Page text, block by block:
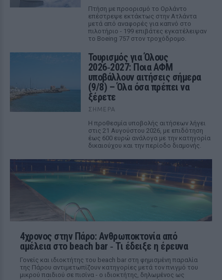
Πτήση με προορισμό το Ορλάντο
επέστρεψε εκτάκτως στην Ατλάντα
μετά από αναφορές για καπνό στο
πιλοτήριο - 199 επιβάτες εγκατέλειψαν
το Boeing 757 στον τροχόδρομο.
Τουρισμός για Όλους
2026‑2027: Ποια ΑΦΜ
υποβάλλουν αιτήσεις σήμερα
(9/8) – Όλα όσα πρέπει να
ξέρετε
ΣΉΜΕΡΑ
Η προθεσμία υποβολής αιτήσεων λήγει
στις 21 Αυγούστου 2026, με επιδότηση
έως 600 ευρώ ανάλογα με την κατηγορία
δικαιούχου και την περίοδο διαμονής.
4χρονος στην Πάρο: Ανθρωποκτονία από
αμέλεια στο beach bar ‑ Τι έδειξε η έρευνα
Γονείς και ιδιοκτήτης του beach bar στη φημισμένη παραλία
της Πάρου αντιμετωπίζουν κατηγορίες μετά τον πνιγμό του
μικρού παιδιού σε πισίνα - ο ιδιοκτήτης, δηλωμένος ως